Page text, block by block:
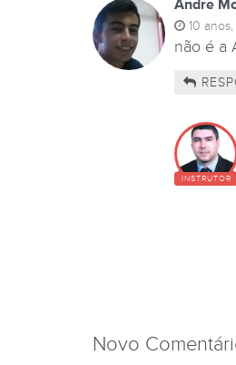
Andre
10 anos,
não é a
INSTRUTOR
Novo